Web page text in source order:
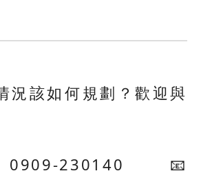
況該如何規劃？歡迎與
230140 📧